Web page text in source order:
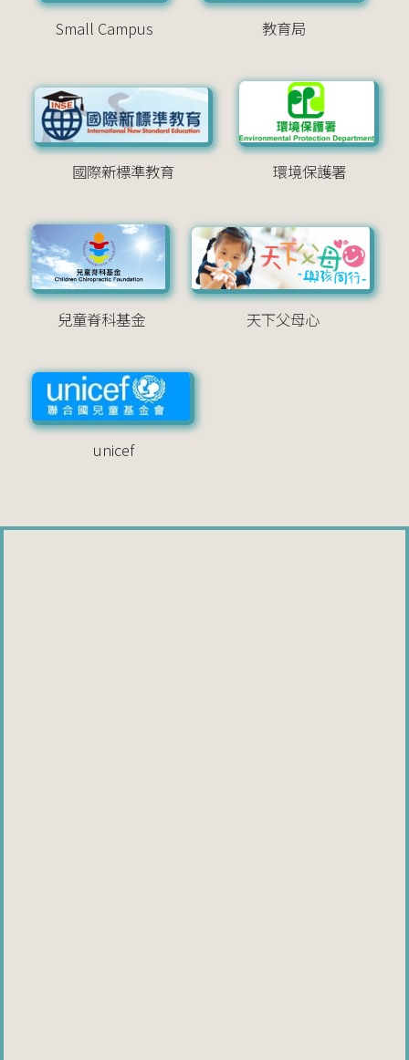
Small Campus 教育局
國際新標準教育 環境保護署
兒童脊科基金 天下父母心
unicef